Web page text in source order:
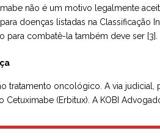
não é um motivo legalmente
doenças listadas na Classificação
para combatê-la também deve ser [3].
tratamento oncológico. A via
(Erbitux). A KOBI